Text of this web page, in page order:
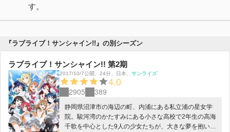
す。
『ラブライブ！サンシャイン!!』の別シーズン
ラブライブ！サンシャイン!! 第2期
2017/10/7公開 24分 日本 サンライズ
4.0
2905 389
静岡県沼津市の海辺の町、内浦にある私立浦の星女学
院。駿河湾のかたすみにある小さな高校で2年生の高海
千歌を中心とした9人の少女たちが、大きな夢を抱いて